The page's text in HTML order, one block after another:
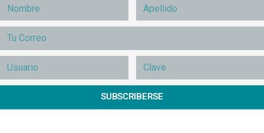
SUBSCRIBERSE